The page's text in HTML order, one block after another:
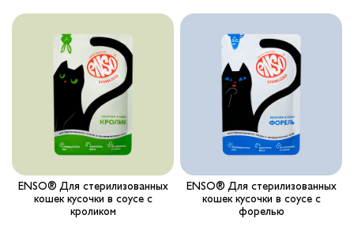
Где купить ?
Калькулятор
Контакты
ENSO® Для стерилизованных
кошек кусочки в соусе с
кроликом
ENSO® Для стерилизованных
кошек кусочки в соусе с
форелью